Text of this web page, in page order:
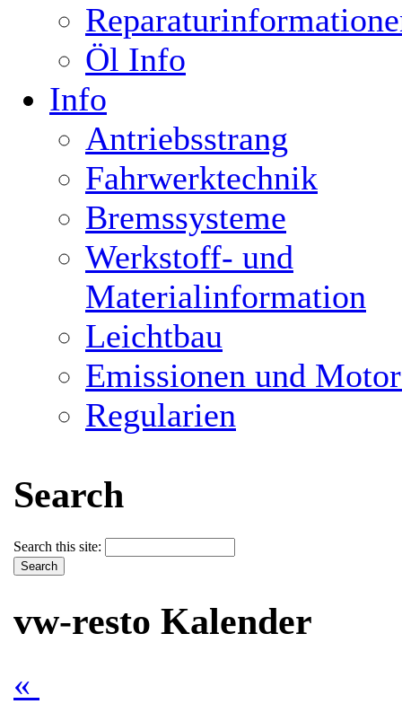
Öl Info
Info
Antriebsstrang
Fahrwerktechnik
Bremssysteme
Werkstoff- und
Materialinformation
Leichtbau
Emissionen und
Regularien
Search
Search this site:
vw-resto Kalender
«